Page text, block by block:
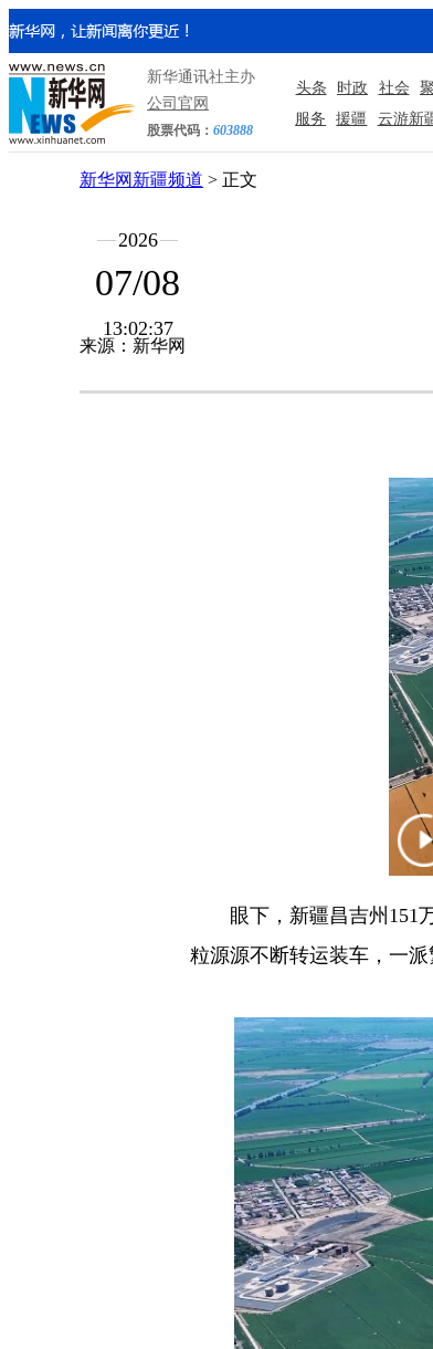
新华通讯社主办
公司官网
股票代码： 603888
头条 时政 社会
服务
援疆 云游新
新华网新疆频道 > 正文
2026
07/08
13:02:37
来源：新华网
眼下，新疆昌吉州151万
粒源源不断转运装车，一派